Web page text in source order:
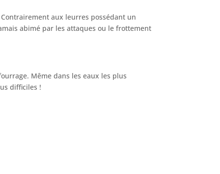
aux leurres possédant un
abimé par les attaques ou le frottement
Même dans les eaux les plus
difficiles !